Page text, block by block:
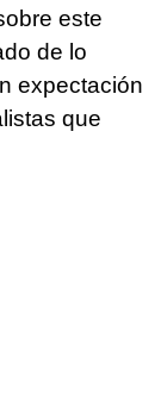
este
de lo
expectación
que